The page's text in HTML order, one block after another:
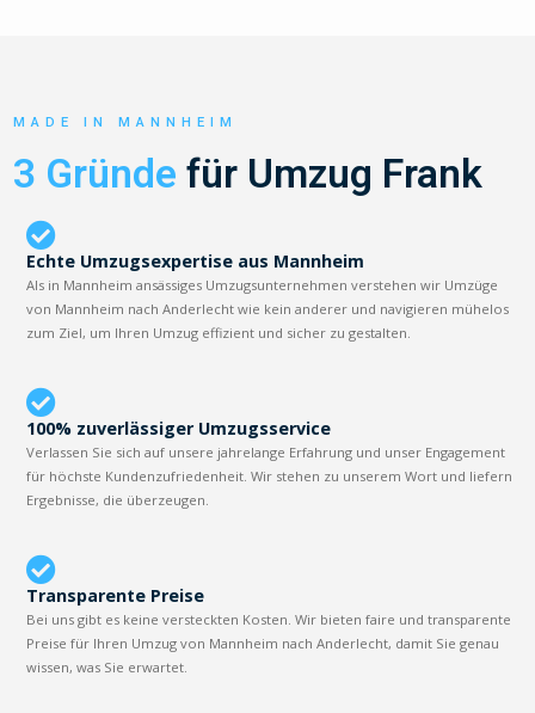
MADE IN MANNHEIM
3 Gründe für Umzug Frank
Echte Umzugsexpertise aus Mannheim
Als in Mannheim ansässiges Umzugsunternehmen verstehen wir Umzüge
von Mannheim nach Anderlecht wie kein anderer und navigieren mühelos
zum Ziel, um Ihren Umzug effizient und sicher zu gestalten.
100% zuverlässiger Umzugsservice
Verlassen Sie sich auf unsere jahrelange Erfahrung und unser Engagement
für höchste Kundenzufriedenheit. Wir stehen zu unserem Wort und liefern
Ergebnisse, die überzeugen.
Transparente Preise
Bei uns gibt es keine versteckten Kosten. Wir bieten faire und transparente
Preise für Ihren Umzug von Mannheim nach Anderlecht, damit Sie genau
wissen, was Sie erwartet.